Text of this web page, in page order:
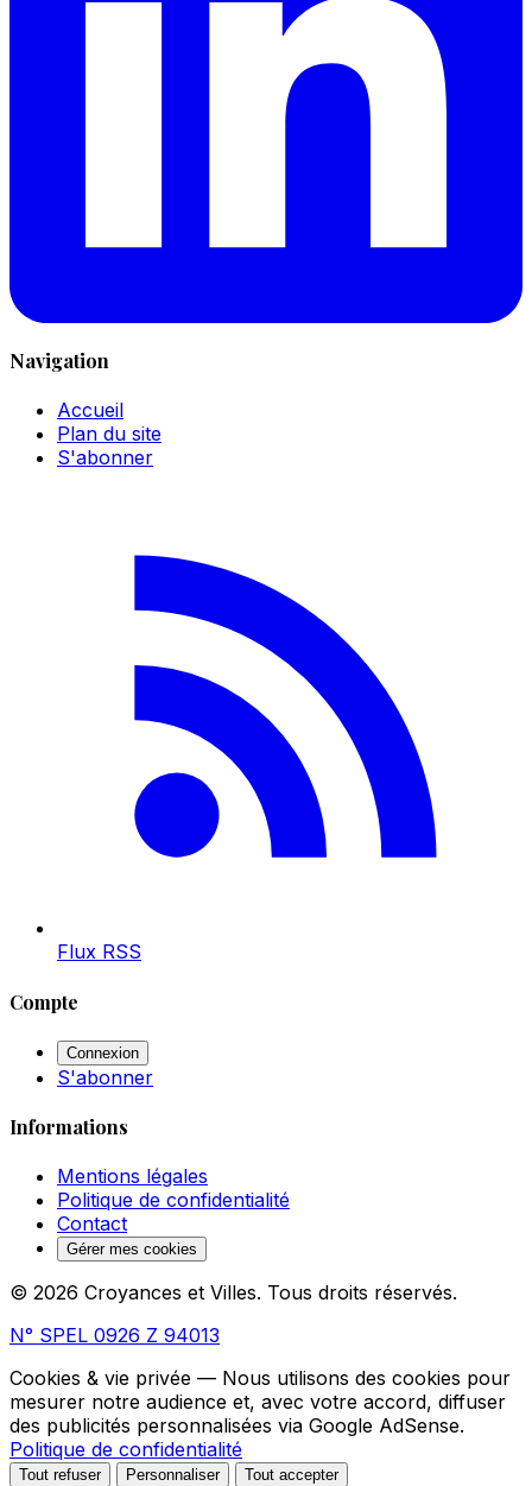
Navigation
Accueil
Plan du site
S'abonner
Flux RSS
Compte
Connexion
S'abonner
Informations
Mentions légales
Politique de confidentialité
Contact
Gérer mes cookies
© 2026 Croyances et Villes. Tous droits réservés.
N° SPEL 0926 Z 94013
Cookies & vie privée — Nous utilisons des cookies pour
mesurer notre audience et, avec votre accord, diffuser
des publicités personnalisées via Google AdSense.
Politique de confidentialité
Tout refuser Personnaliser Tout accepter